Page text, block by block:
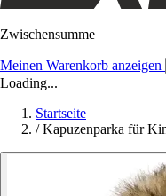
Zwischensumme
Meinen Warenkorb anzeigen
Loading...
Startseite
/ Kapuzenparka für